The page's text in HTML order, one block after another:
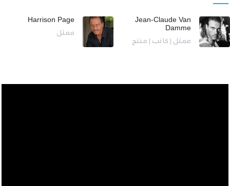
Jean-Claude Van
Damme
ممثل | كاتب | منتج
Harrison Page
ممثل